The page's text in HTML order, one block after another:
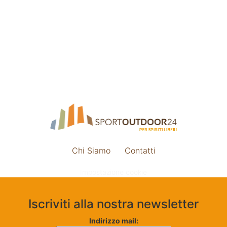
Chi Siamo Contatti
Iscriviti alla nostra newsletter
Indirizzo mail: